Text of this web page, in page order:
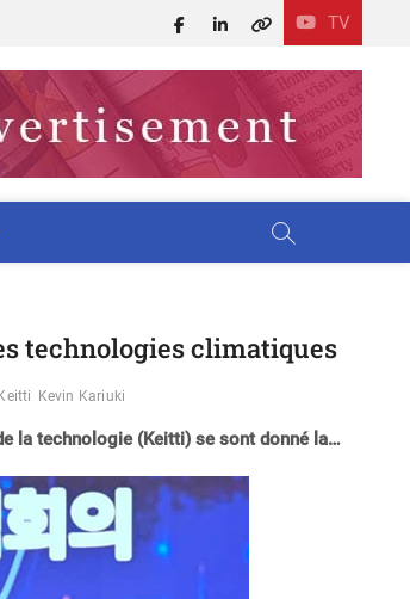
TV
Facebook
LinkedIn
X
technologies climatiques
Kevin Kariuki
la technologie (Keitti) se sont donné la…